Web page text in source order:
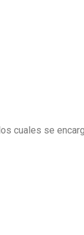
cuales se